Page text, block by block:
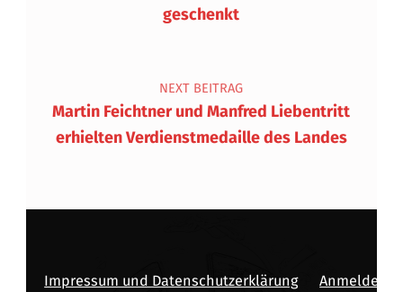
geschenkt
NEXT BEITRAG
Martin Feichtner und Manfred Liebentritt
erhielten Verdienstmedaille des Landes
Impressum und Datenschutzerklärung Anmelden